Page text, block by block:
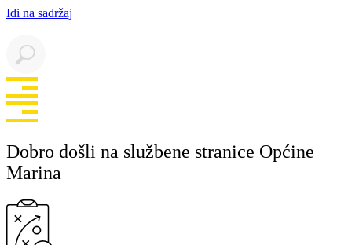
Idi na sadržaj
Dobro došli na službene stranice Općine
Marina